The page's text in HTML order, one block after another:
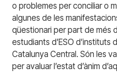
o problemes per conciliar o
algunes de les
qüestionari per part de més
estudiants d’ESO d’instituts
Catalunya Central. Són les
per avaluar l’estat d’ànim